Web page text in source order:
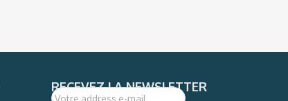
RECEVEZ LA NEWSLETTER